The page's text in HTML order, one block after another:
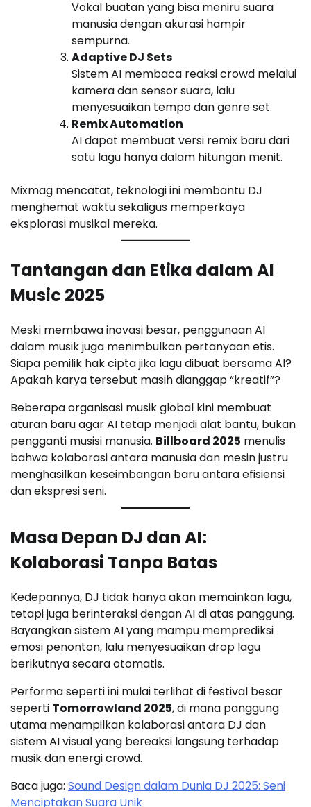
Vokal buatan yang bisa meniru suara
manusia dengan akurasi hampir
sempurna.
Adaptive DJ Sets
Sistem AI membaca reaksi crowd melalui
kamera dan sensor suara, lalu
menyesuaikan tempo dan genre set.
Remix Automation
AI dapat membuat versi remix baru dari
satu lagu hanya dalam hitungan menit.
Mixmag mencatat, teknologi ini membantu DJ
menghemat waktu sekaligus memperkaya
eksplorasi musikal mereka.
Tantangan dan Etika dalam AI
Music 2025
Meski membawa inovasi besar, penggunaan AI
dalam musik juga menimbulkan pertanyaan etis.
Siapa pemilik hak cipta jika lagu dibuat bersama AI?
Apakah karya tersebut masih dianggap “kreatif”?
Beberapa organisasi musik global kini membuat
aturan baru agar AI tetap menjadi alat bantu, bukan
pengganti musisi manusia. Billboard 2025 menulis
bahwa kolaborasi antara manusia dan mesin justru
menghasilkan keseimbangan baru antara efisiensi
dan ekspresi seni.
Masa Depan DJ dan AI:
Kolaborasi Tanpa Batas
Kedepannya, DJ tidak hanya akan memainkan lagu,
tetapi juga berinteraksi dengan AI di atas panggung.
Bayangkan sistem AI yang mampu memprediksi
emosi penonton, lalu menyesuaikan drop lagu
berikutnya secara otomatis.
Performa seperti ini mulai terlihat di festival besar
seperti Tomorrowland 2025, di mana panggung
utama menampilkan kolaborasi antara DJ dan
sistem AI visual yang bereaksi langsung terhadap
musik dan energi crowd.
Baca juga: Sound Design dalam Dunia DJ 2025: Seni
Menciptakan Suara Unik